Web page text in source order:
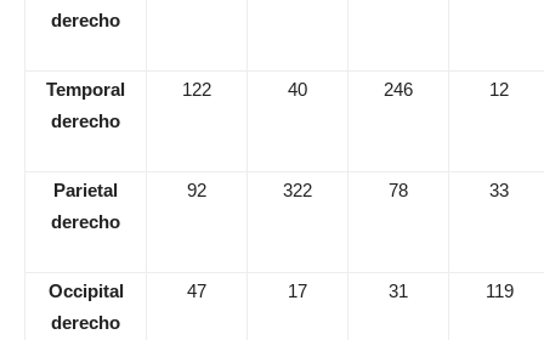
derecho
Temporal
derecho
122 40 246 12
Parietal
derecho
92 322 78 33
Occipital
derecho
47 17 31 119